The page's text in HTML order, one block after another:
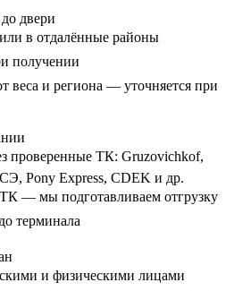
двери
в отдалённые районы
получении
веса и региона — уточняется при
проверенные ТК: Gruzovichkof,
Pony Express, CDEK и др.
— мы подготавливаем отгрузку
терминала
и физическими лицами